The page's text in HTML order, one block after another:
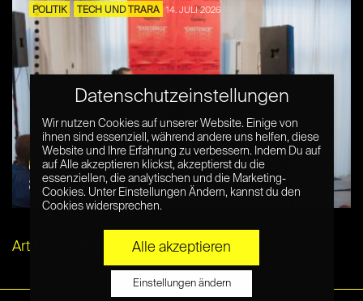
POLITIK TECH UND TRARA 14. JULI 2026
Queer Art between Love and Hate – PRIDE-
Special x The (___) Gallery
Artikel per E-Mail verschicken
Datenschutzeinstellungen
Wir nutzen Cookies auf unserer Website. Einige von
ihnen sind essenziell, während andere uns helfen, diese
Website und Ihre Erfahrung zu verbessern. Indem Du auf
auf Alle akzeptieren klickst, akzeptierst du die
essenziellen, die analytischen und die Marketing-
Cookies. Unter Einstellungen Ändern, kannst du den
Cookies widersprechen.
Alle akzeptieren
Einstellungen ändern